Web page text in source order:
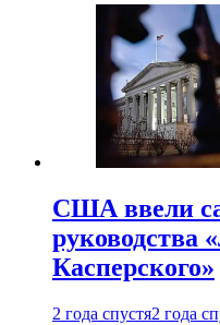
США ввели
руководства
Касперского»
2 года спустя2 года